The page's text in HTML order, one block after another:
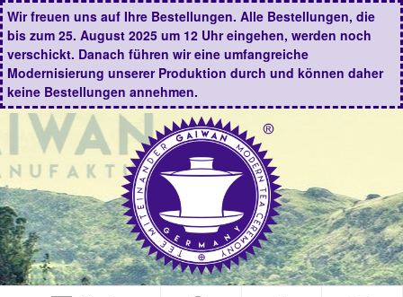
Wir freuen uns auf Ihre Bestellungen. Alle Bestellungen, die
bis zum 25. August 2025 um 12 Uhr eingehen, werden noch
verschickt. Danach führen wir eine umfangreiche
Modernisierung unserer Produktion durch und können daher
keine Bestellungen annehmen.